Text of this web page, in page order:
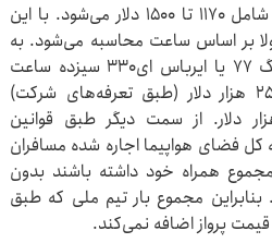
در این پرواز هزینه هر صندلی شامل ۱۱۷۰ تا ۱۵۰۰ دلار می‌شود. با این
بر اساس ساعت محاسبه می‌شود. به
عنوان مثال هزینه اجاره بویینگ ۷۷ یا ایرباس ای‌۳۳۰ سیزده ساعت
پرواز با هزینه اجاره ساعتی ۲۵ هزار دلار (طبق تعرفه‌های شرکت)
۳۳۷ هزار تا ۴۰۰ هزار دلار. از سمت دیگر طبق قوانین
کل فضای هواپیما اجاره شده مسافران
۲۰ تن بار در مجموع همراه خود داشته باشند بدون
مجموع بار تیم ملی که طبق